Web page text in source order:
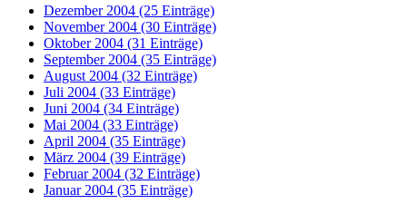
Dezember 2004 (25 Einträge)
November 2004 (30 Einträge)
Oktober 2004 (31 Einträge)
September 2004 (35 Einträge)
August 2004 (32 Einträge)
Juli 2004 (33 Einträge)
Juni 2004 (34 Einträge)
Mai 2004 (33 Einträge)
April 2004 (35 Einträge)
März 2004 (39 Einträge)
Februar 2004 (32 Einträge)
Januar 2004 (35 Einträge)